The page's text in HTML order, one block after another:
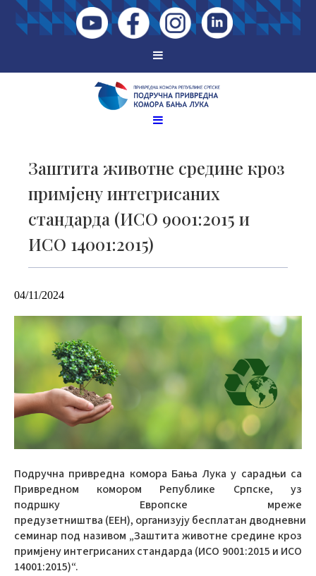
Заштита животне средине кроз
примјену интегрисаних
стандарда (ИСО 9001:2015 и
ИСО 14001:2015)
04/11/2024
Подручна привредна комора Бања Лука у сарадњи са
Привредном комором Републике Српске, уз
подршку Европске мреже
предузетништва (ЕЕН), организују бесплатан дводневни
семинар под називом „Заштита животне средине кроз
примјену интегрисаних стандарда (ИСО 9001:2015 и ИСО
14001:2015)“.